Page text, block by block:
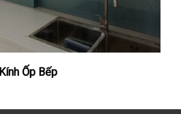
Kính Ốp Bếp